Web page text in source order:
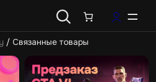
/ Связанные товары